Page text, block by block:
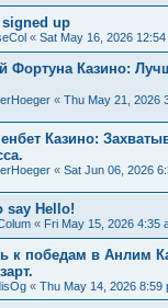
signed up
« Sat May 16, 2026 12:54
Фортуна Казино:
« Thu May 21, 2026
Казино:
« Sat Jun 06, 2026
say Hello!
« Fri May 15, 2026 4:35
к победам в Анлим
« Thu May 14, 2026 8:59